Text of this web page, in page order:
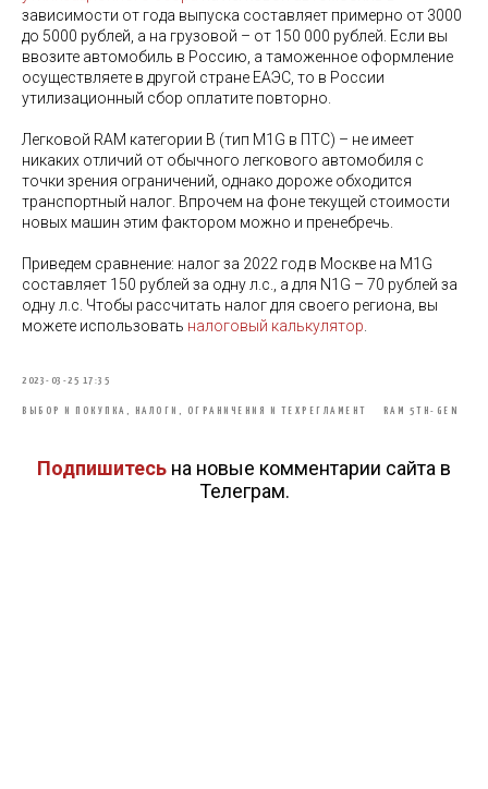
зависимости от года выпуска составляет примерно от 3000
до 5000 рублей, а на грузовой – от 150 000 рублей. Если вы
ввозите автомобиль в Россию, а таможенное оформление
осуществляете в другой стране ЕАЭС, то в России
утилизационный сбор оплатите повторно.
Легковой RAM категории B (тип M1G в ПТС) – не имеет
никаких отличий от обычного легкового автомобиля с
точки зрения ограничений, однако дороже обходится
транспортный налог. Впрочем на фоне текущей стоимости
новых машин этим фактором можно и пренебречь.
Приведем сравнение: налог за 2022 год в Москве на M1G
составляет 150 рублей за одну л.с., а для N1G – 70 рублей за
одну л.с. Чтобы рассчитать налог для своего региона, вы
можете использовать налоговый калькулятор
2023-03-25 17:35
ВЫБОР И ПОКУПКА, НАЛОГИ, ОГРАНИЧЕНИЯ И ТЕХРЕГЛАМЕНТ RAM 5TH-GEN
Подпишитесь на новые комментарии сайта в
Телеграм.